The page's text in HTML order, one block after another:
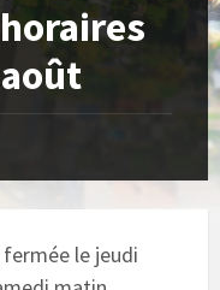
le jeudi